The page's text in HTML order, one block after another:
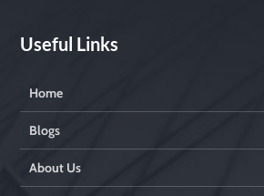
Useful Links
Home
Blogs
About Us